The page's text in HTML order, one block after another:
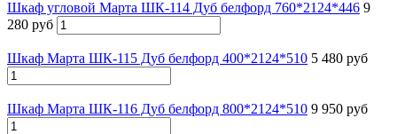
Шкаф угловой Марта ШК-114 Дуб белфорд 760*2124*446 9
280 руб
Шкаф Марта ШК-115 Дуб белфорд 400*2124*510 5 480 руб
Шкаф Марта ШК-116 Дуб белфорд 800*2124*510 9 950 руб